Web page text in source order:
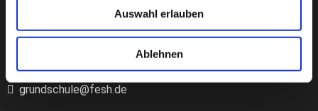
Auswahl erlauben
Ablehnen
Sekretariat - Öffnungszeiten:
Mo. bis Fr. 8:00 - 12:00 Uhr
0511 6064665
grundschule@fesh.de